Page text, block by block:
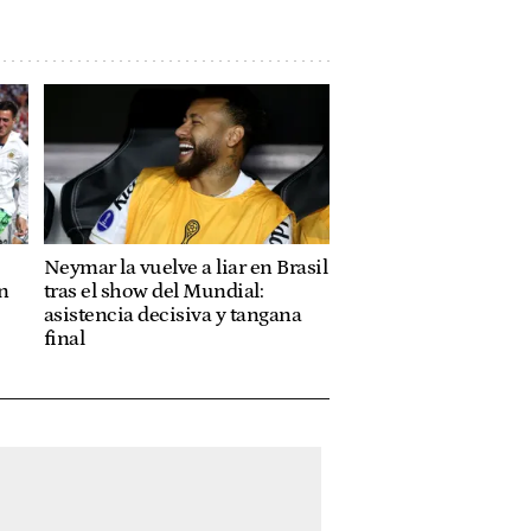
Neymar la vuelve a liar en Brasil
tras el show del Mundial:
asistencia decisiva y tangana
final